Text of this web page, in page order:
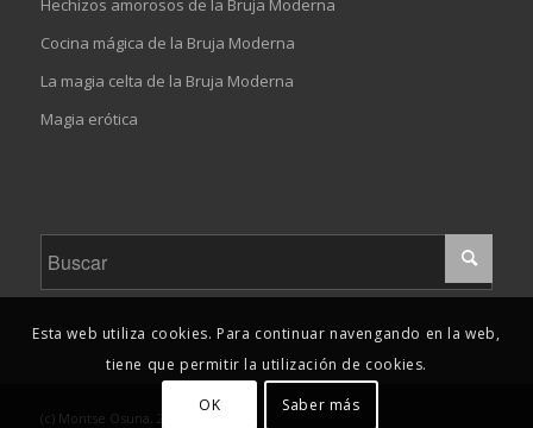
Hechizos amorosos de la Bruja Moderna
Cocina mágica de la Bruja Moderna
La magia celta de la Bruja Moderna
Magia erótica
(c) Montse Osuna, 2019-2023
Esta web utiliza cookies. Para continuar navengando en la web,
tiene que permitir la utilización de cookies.
OK Saber más